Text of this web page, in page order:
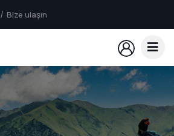
Bize ulaşın